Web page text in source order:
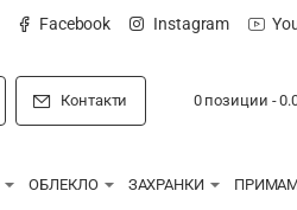
Facebook Instagram
Контакти 0 позиции -
ОБЛЕКЛО ЗАХРАНКИ